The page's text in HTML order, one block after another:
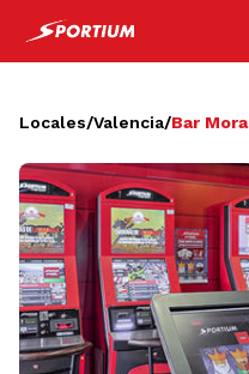
Locales/Valencia/Bar Mora